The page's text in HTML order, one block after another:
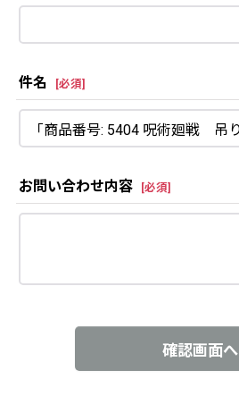
件名 [必須]
お問い合わせ内容 [必須]
確認画面へ